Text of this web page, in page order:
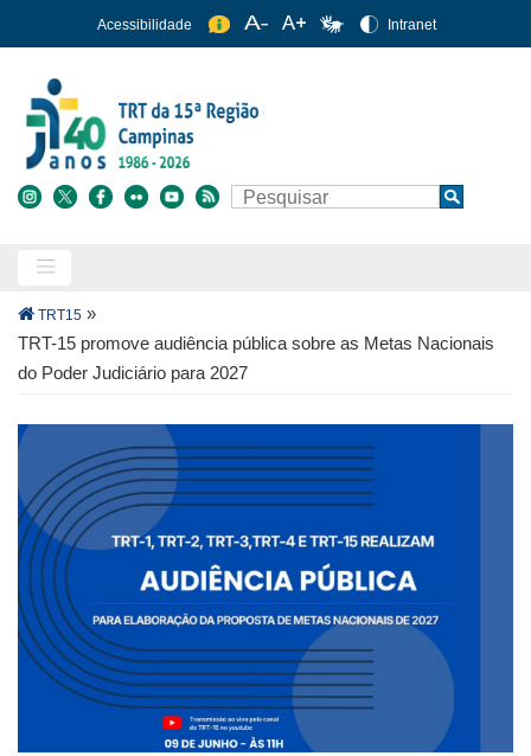
para
conteúdo
principal
Acessibilidade Intranet
Buscar Search
Trilha
de
navegação
TRT15 »
TRT-15 promove audiência pública sobre as Metas Nacionais
do Poder Judiciário para 2027